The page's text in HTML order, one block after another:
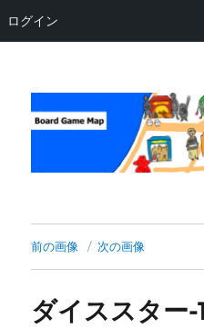
ログイン
Board Game
前の画像 次の画像
ダイススター-